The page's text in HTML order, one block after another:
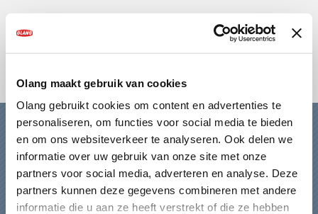
Olang maakt gebruik van cookies
Olang gebruikt cookies om content en advertenties te
personaliseren, om functies voor social media te bieden
en om ons websiteverkeer te analyseren. Ook delen we
informatie over uw gebruik van onze site met onze
partners voor social media, adverteren en analyse. Deze
partners kunnen deze gegevens combineren met andere
informatie die u aan ze heeft verstrekt of die ze hebben
HOME
DAMES
HEREN
KIDS
OVER OLANG
FAQ
HOME
DAMES
HEREN